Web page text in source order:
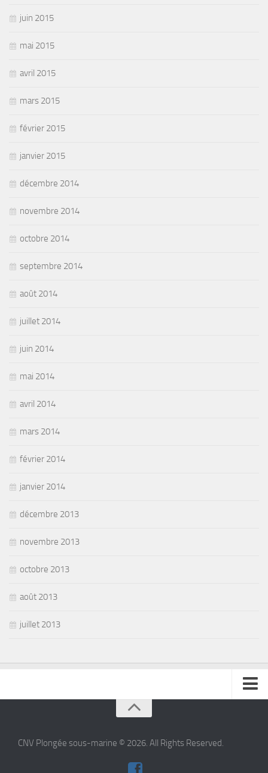
juin 2015
mai 2015
avril 2015
mars 2015
février 2015
janvier 2015
décembre 2014
novembre 2014
octobre 2014
septembre 2014
août 2014
juillet 2014
juin 2014
mai 2014
avril 2014
mars 2014
février 2014
janvier 2014
décembre 2013
novembre 2013
octobre 2013
août 2013
juillet 2013
CNV Plongée sous-marine © 2026. All Rights Reserved.